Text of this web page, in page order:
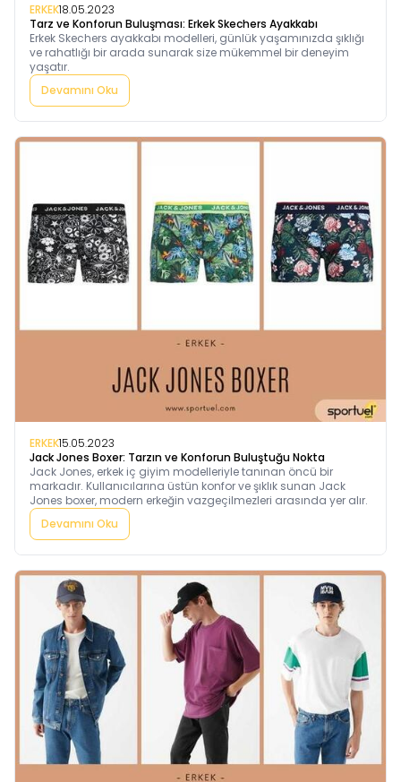
ERKEK18.05.2023
Tarz ve Konforun Buluşması: Erkek Skechers Ayakkabı
Erkek Skechers ayakkabı modelleri, günlük yaşamınızda şıklığı
ve rahatlığı bir arada sunarak size mükemmel bir deneyim
yaşatır.
Devamını Oku
ERKEK15.05.2023
Jack Jones Boxer: Tarzın ve Konforun Buluştuğu Nokta
Jack Jones, erkek iç giyim modelleriyle tanınan öncü bir
markadır. Kullanıcılarına üstün konfor ve şıklık sunan Jack
Jones boxer, modern erkeğin vazgeçilmezleri arasında yer alır.
Devamını Oku